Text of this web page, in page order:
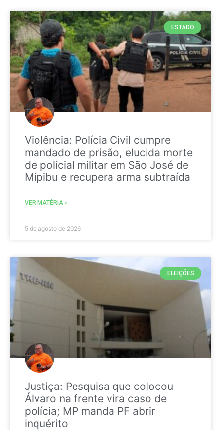
ESTADO
Violência: Polícia Civil cumpre
mandado de prisão, elucida morte
de policial militar em São José de
Mipibu e recupera arma subtraída
VER MATÉRIA »
5 de agosto de 2026
ELEIÇÕES
Justiça: Pesquisa que colocou
Álvaro na frente vira caso de
polícia; MP manda PF abrir
inquérito